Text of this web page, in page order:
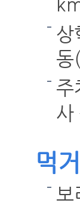
동
사
먹
보